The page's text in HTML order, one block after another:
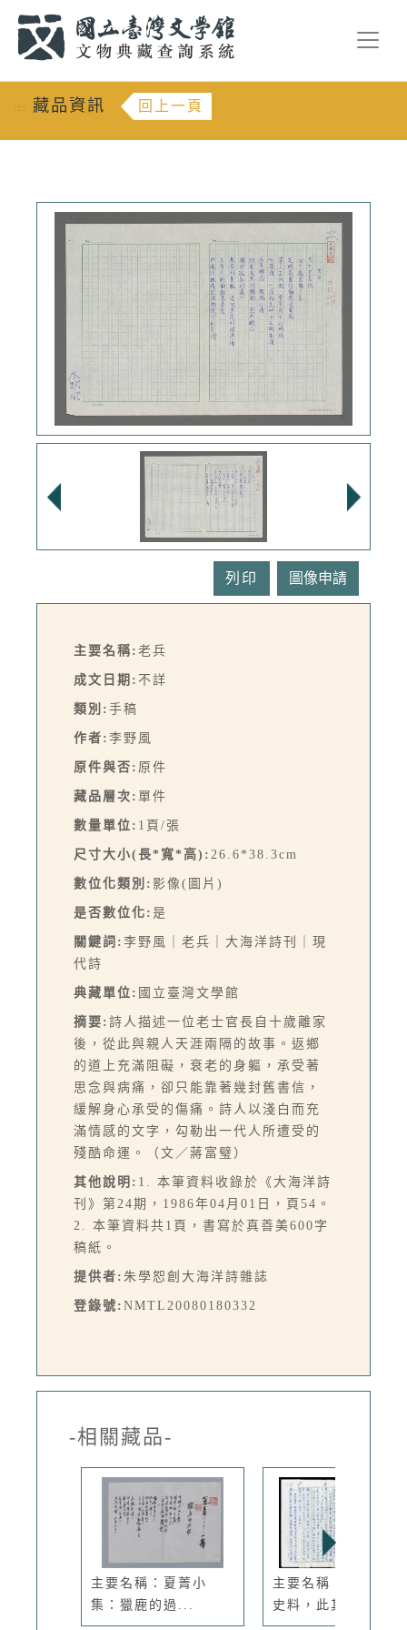
::: 藏品資訊 回上一頁
列印
主要名稱: 老兵
成文日期: 不詳
類別: 手稿
作者: 李野風
原件與否: 原件
藏品層次: 單件
數量單位: 1頁/張
尺寸大小(長*寬*高): 26.6*38.3cm
數位化類別: 影像(圖片)
是否數位化: 是
關鍵詞: 李野風｜老兵｜大海洋詩刊｜現
代詩
典藏單位: 國立臺灣文學館
摘要: 詩人描述一位老士官長自十歲離家
後，從此與親人天涯兩隔的故事。返鄉
的道上充滿阻礙，衰老的身軀，承受著
思念與病痛，卻只能靠著幾封舊書信，
緩解身心承受的傷痛。詩人以淺白而充
滿情感的文字，勾勒出一代人所遭受的
殘酷命運。（文／蔣富璧）
其他說明: 1. 本筆資料收錄於《大海洋詩
刊》第24期，1986年04月01日，頁54。
2. 本筆資料共1頁，書寫於真善美600字
稿紙。
提供者: 朱學恕創大海洋詩雜誌
登錄號: NMTL20080180332
-相關藏品-
主要名稱：夏菁小
集：獵鹿的過...
主要名稱：整理新詩
史料，此其...